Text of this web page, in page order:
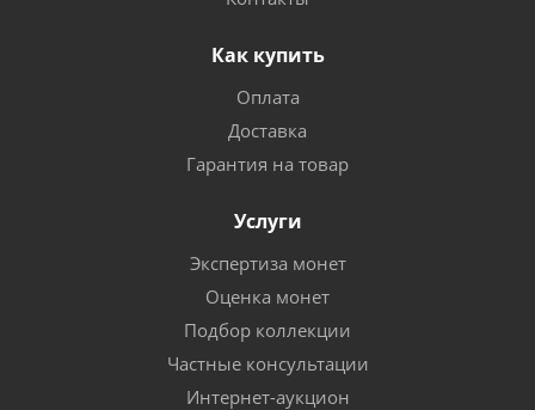
Как купить
Оплата
Доставка
Гарантия на товар
Услуги
Экспертиза монет
Оценка монет
Подбор коллекции
Частные консультации
Интернет-аукцион